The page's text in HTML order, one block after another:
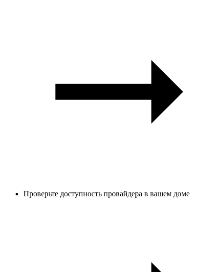
Проверьте доступность провайдера в вашем доме